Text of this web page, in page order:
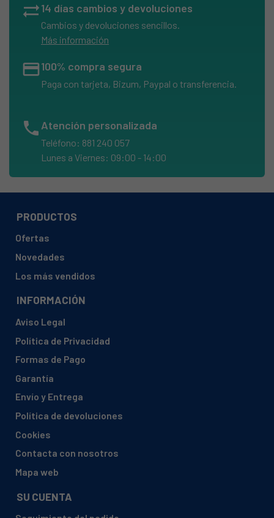
sync_alt14 días cambios y devoluciones
Cambios y devoluciones sencillos.
Más información
credit_card100% compra segura
Paga con tarjeta, Bizum, Paypal o transferencia.
phone Atención personalizada
Teléfono: 881 240 057
Lunes a Viernes: 09:00 - 14:00
PRODUCTOS
Ofertas
Novedades
Los más vendidos
INFORMACIÓN
Aviso Legal
Política de Privacidad
Formas de Pago
Garantía
Envío y Entrega
Política de devoluciones
Cookies
Contacta con nosotros
Mapa web
SU CUENTA